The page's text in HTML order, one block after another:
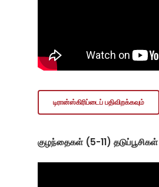
டிரான்ஸ்கிரிப்டைப் பதிவிறக்கவும்
குழந்தைகள் (5-11) தடுப்பூசிகள்